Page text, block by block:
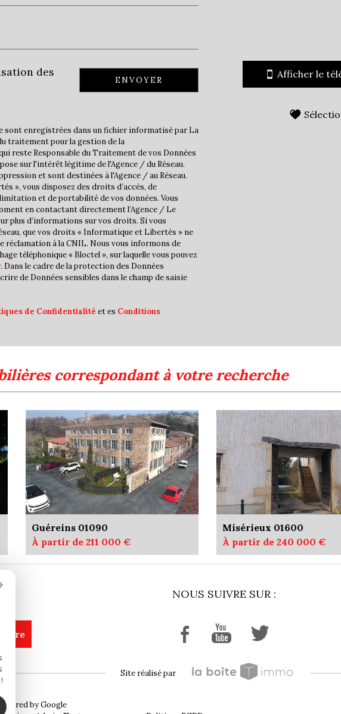
Taxe foncière
Habitants de moins de 25
Habitants de plus de 55
des
ENVOYER
enregistrées dans un fichier informatisé par La
traitement pour la gestion de la
reste Responsable du Traitement de vos Données
sur l'intérêt légitime de l'Agence / du Réseau.
et sont destinées à l'Agence / au Réseau.
», vous disposez des droits d’accès, de
et de portabilité de vos données. Vous
en contactant directement l’Agence / Le
plus d’informations sur vos droits. Si vous
que vos droits « Informatique et Libertés » ne
réclamation à la CNIL. Nous vous informons de
téléphonique « Bloctel », sur laquelle vous pouvez
. Dans le cadre de la protection des Données
de Données sensibles dans le champ de saisie
de Confidentialité et es Conditions
Afficher le
correspondant à votre recherche
Guéreins 01090
À partir de 211 000 €
Misérieux 01600
À partir de 240 000 €
NOUS SUIVRE SUR :
site réalisé par
by Google